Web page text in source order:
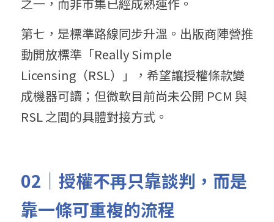
第七，是標準路線同步升溫。出版商陣營推
動開放標準「Really Simple
Licensing（RSL）」，希望讓授權條款變
成機器可讀；但微軟目前尚未公開 PCM 與
RSL 之間的具體對接方式。
02｜授權不再只靠談判，而是
靠一條可重複的流程